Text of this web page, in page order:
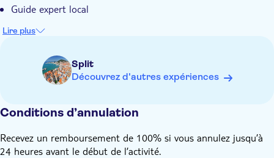
Guide expert local
Lire plus
Split
Découvrez d'autres expériences
Conditions d’annulation
Recevez un remboursement de 100% si vous annulez jusqu’à
24 heures avant le début de l’activité.